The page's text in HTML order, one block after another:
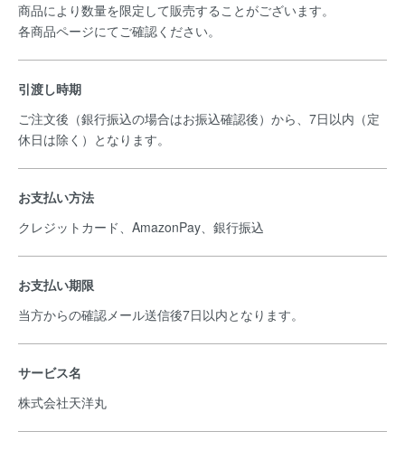
商品により数量を限定して販売することがございます。
各商品ページにてご確認ください。
引渡し時期
ご注文後（銀行振込の場合はお振込確認後）から、7日以内（定
休日は除く）となります。
お支払い方法
クレジットカード、AmazonPay、銀行振込
お支払い期限
当方からの確認メール送信後7日以内となります。
サービス名
株式会社天洋丸